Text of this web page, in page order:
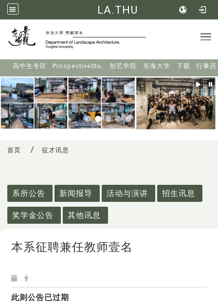
LA.THU
高中生专区 ProspectiveStu. 创艺学院 东海大学 下载 行事历
首页 征才讯息
系所公告
新闻报导 活动与演讲 招生讯息
奖学金公告 其他讯息
本系征聘兼任教师壹名
此则公告已过期